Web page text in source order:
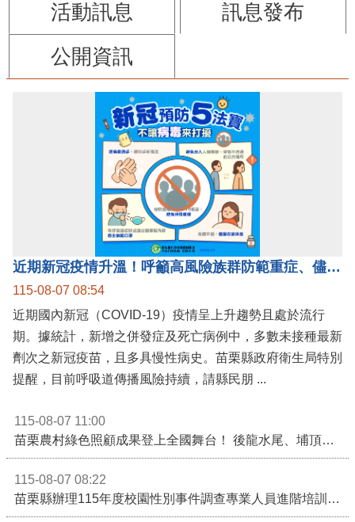
活動訊息
訊息發布
公開資訊
近期新冠疫情升溫！呼籲高風險族群防範重症、儘速接種疫苗及早就醫
115-08-07 08:54
近期國內新冠（COVID-19）疫情呈上升趨勢且處於流行
期。據統計，新增之併發症及死亡病例中，多數未接種最新
劑次之新冠疫苗，且多具慢性病史。苗栗縣政府衛生局特別
提醒，目前呼吸道傳播風險持續，請縣民朋 ...
115-08-07 11:00
苗栗農村綠色照顧成果登上全國舞台！ 後龍水尾、埔頂社區前進2026高齡健康產業博覽會
115-08-07 08:22
苗栗縣辦理115年度校園性別事件調查專業人員進階培訓 深化調查實務能力 持續打造安全友善校園